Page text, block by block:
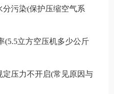
污染(保护压缩空气系
(5.5立方空压机多少公斤
压力不开启(常见原因与